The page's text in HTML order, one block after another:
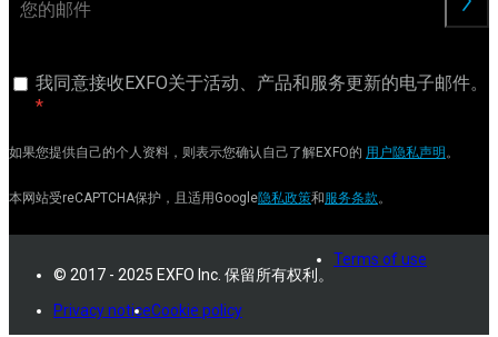
我同意接收EXFO关于活动、产品和服务更新的电子邮件。
如果您提供自己的个人资料，则表示您确认自己了解EXFO的 用户隐私声明 。
本网站受reCAPTCHA保护，且适用Google隐私政策和服务条款。
© 2017 - 2025 EXFO Inc. 保留所有权利。
Terms of use
Privacy noticeCookie policy